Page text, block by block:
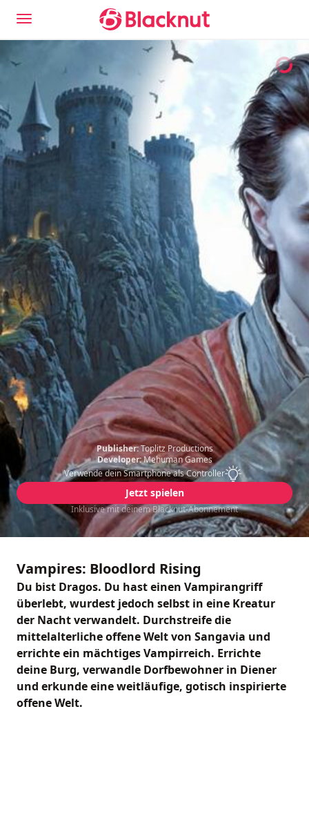
Publisher:Toplitz Productions
Developer:Mehuman Games
Verwende dein Smartphone als Controller
Jetzt spielen
Inklusive mit deinem Blacknut-Abonnement
Vampires: Bloodlord Rising
Du bist Dragos. Du hast einen Vampirangriff
überlebt, wurdest jedoch selbst in eine Kreatur
der Nacht verwandelt. Durchstreife die
mittelalterliche offene Welt von Sangavia und
errichte ein mächtiges Vampirreich. Errichte
deine Burg, verwandle Dorfbewohner in Diener
und erkunde eine weitläufige, gotisch inspirierte
offene Welt.